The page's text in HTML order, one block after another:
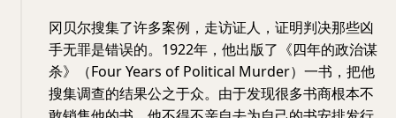
冈贝尔搜集了许多案例，走访证人，证明判决那些凶
手无罪是错误的。1922年，他出版了《四年的政治谋
杀》（Four Years of Political Murder）一书，把他
搜集调查的结果公之于众。由于发现很多书商根本不